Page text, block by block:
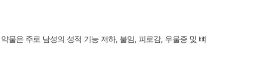
물은 주로 남성의 성적 기능 저하, 불임, 피로감, 우울증 및 뼈